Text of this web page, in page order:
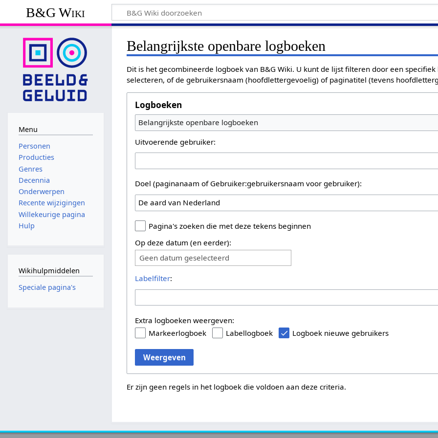
B&G Wiki
Belangrijkste openbare logboeken
Dit is het gecombineerde logboek van B&G Wiki. U kunt de lijst filteren door een
selecteren, of de gebruikersnaam (hoofdlettergevoelig) of paginatitel (tevens
Logboeken
Belangrijkste openbare logboeken
Uitvoerende gebruiker:
Doel (paginanaam of Gebruiker:gebruikersnaam voor gebruiker):
Pagina's zoeken die met deze tekens beginnen
Op deze datum (en eerder):
Geen datum geselecteerd
Labelfilter:
Extra logboeken weergeven:
Markeerlogboek
Labellogboek Logboek nieuwe gebruikers
Weergeven
Er zijn geen regels in het logboek die voldoen aan deze criteria.
Menu
Personen
Producties
Genres
Decennia
Onderwerpen
Recente wijzigingen
Willekeurige pagina
Hulp
Wikihulpmiddelen
Speciale pagina's